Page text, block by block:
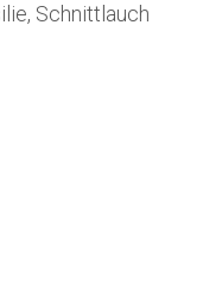
Schnittlauch